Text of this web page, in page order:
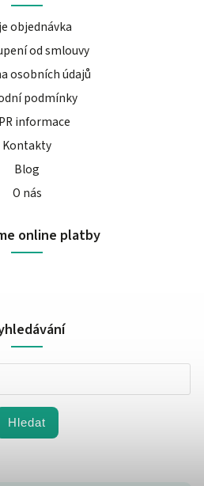
objednávka
od smlouvy
osobních údajů
podmínky
informace
Kontakty
Blog
O nás
online platby
Hledat